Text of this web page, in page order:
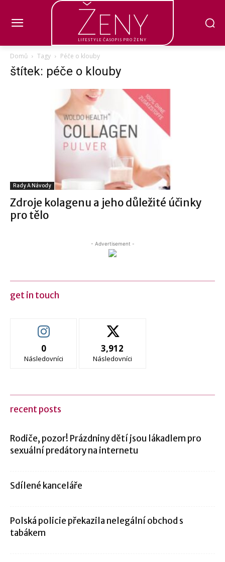
Ženy
LIFESTYLE ČASOPIS PRO ŽENY
Domů Tagy Péče o klouby
štítek: péče o klouby
Rady A Návody
Zdroje kolagenu a jeho důležité účinky
pro tělo
- Advertisement -
get in touch
0
Následovníci
3,912
Následovníci
recent posts
Rodiče, pozor! Prázdniny dětí jsou lákadlem pro
sexuální predátory na internetu
Sdílené kanceláře
Polská policie překazila nelegální obchod s
tabákem